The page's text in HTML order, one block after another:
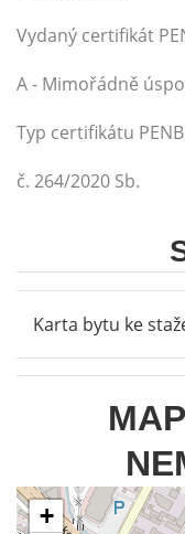
Vydaný certifikát
A - Mimořádně
Typ certifikátu PENB
č. 264/2020 Sb.
Karta bytu ke
+